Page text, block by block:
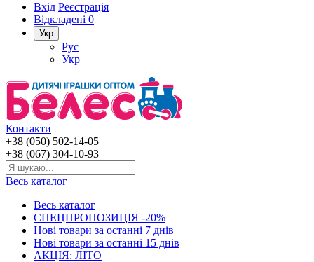
Вхід Реєстрація
Відкладені 0
Укр
Рус
Укр
Контакти
+38 (050) 502-14-05
+38 (067) 304-10-93
Весь каталог
Весь каталог
СПЕЦПРОПОЗИЦІЯ -20%
Нові товари за останнi 7 днiв
Нові товари за останнi 15 днiв
АКЦІЯ: ЛІТО